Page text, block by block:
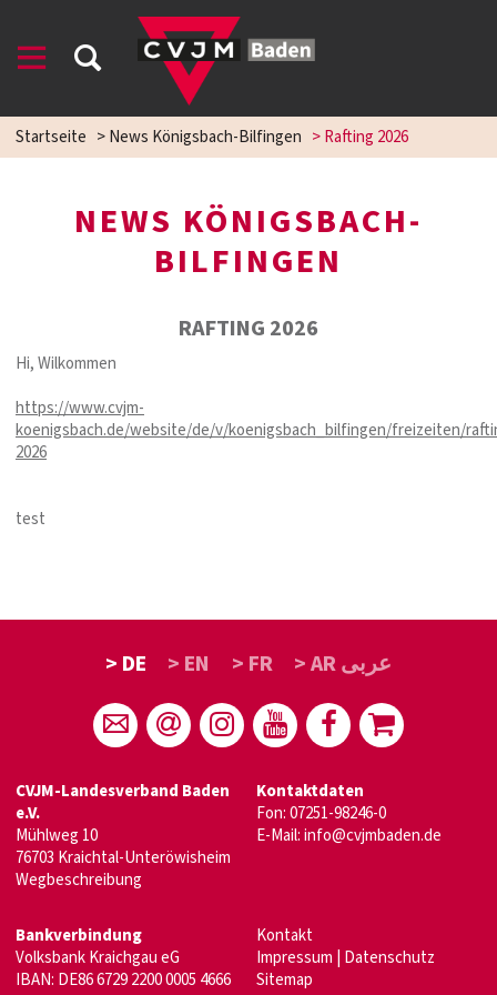
Startseite >News Königsbach-Bilfingen >Rafting 2026
NEWS KÖNIGSBACH-
BILFINGEN
RAFTING 2026
Hi, Wilkommen
https://www.cvjm-
koenigsbach.de/website/de/v/koenigsbach_bilfingen/freizeiten/
2026
test
> DE > EN > FR > AR عربى
CVJM-Landesverband Baden
e.V.
Mühlweg 10
76703 Kraichtal-Unteröwisheim
Wegbeschreibung
Kontaktdaten
Fon: 07251-98246-0
E-Mail:info@cvjmbaden.de
Bankverbindung
Volksbank Kraichgau eG
IBAN: DE86 6729 2200 0005 4666
Kontakt
Impressum Datenschutz
Sitemap